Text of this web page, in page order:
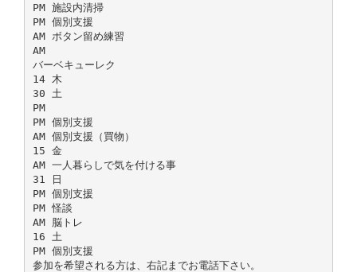
PM 施設内清掃
PM 個別支援
AM ボタン留め練習
AM
バーベキューレク
14 木
30 土
PM
PM 個別支援
AM 個別支援（買物）
15 金
AM 一人暮らしで気を付ける事
31 日
PM 個別支援
PM 怪談
AM 脳トレ
16 土
PM 個別支援
参加を希望される方は、右記までお電話下さい。